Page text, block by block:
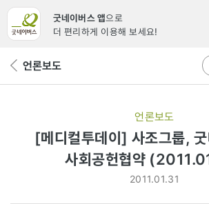
굿네이버스 앱으로
더 편리하게 이용해 보세요!
뒤 언론보도
언론보도
[메디컬투데이] 사조그룹,
사회공헌협약
2011.01.31